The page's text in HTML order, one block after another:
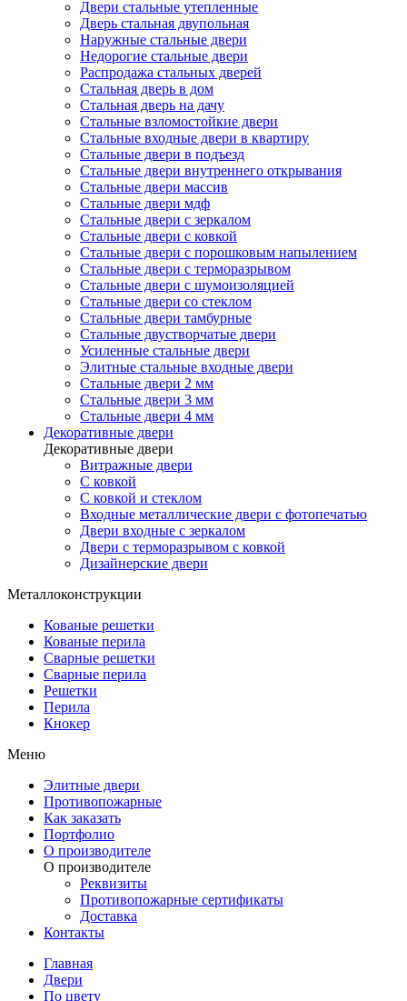
Двери стальные утепленные
Дверь стальная двупольная
Наружные стальные двери
Недорогие стальные двери
Распродажа стальных дверей
Стальная дверь в дом
Стальная дверь на дачу
Стальные взломостойкие двери
Стальные входные двери в квартиру
Стальные двери в подъезд
Стальные двери внутреннего открывания
Стальные двери массив
Стальные двери мдф
Стальные двери с зеркалом
Стальные двери с ковкой
Стальные двери с порошковым напылением
Стальные двери с терморазрывом
Стальные двери с шумоизоляцией
Стальные двери со стеклом
Стальные двери тамбурные
Стальные двустворчатые двери
Усиленные стальные двери
Элитные стальные входные двери
Стальные двери 2 мм
Стальные двери 3 мм
Стальные двери 4 мм
Декоративные двери
Декоративные двери
Витражные двери
С ковкой
С ковкой и стеклом
Входные металлические двери с фотопечатью
Двери входные с зеркалом
Двери с терморазрывом с ковкой
Дизайнерские двери
Металлоконструкции
Кованые решетки
Кованые перила
Сварные решетки
Сварные перила
Решетки
Перила
Кнокер
Меню
Элитные двери
Противопожарные
Как заказать
Портфолио
О производителе
О производителе
Реквизиты
Противопожарные сертификаты
Доставка
Контакты
Главная
Двери
По цвету